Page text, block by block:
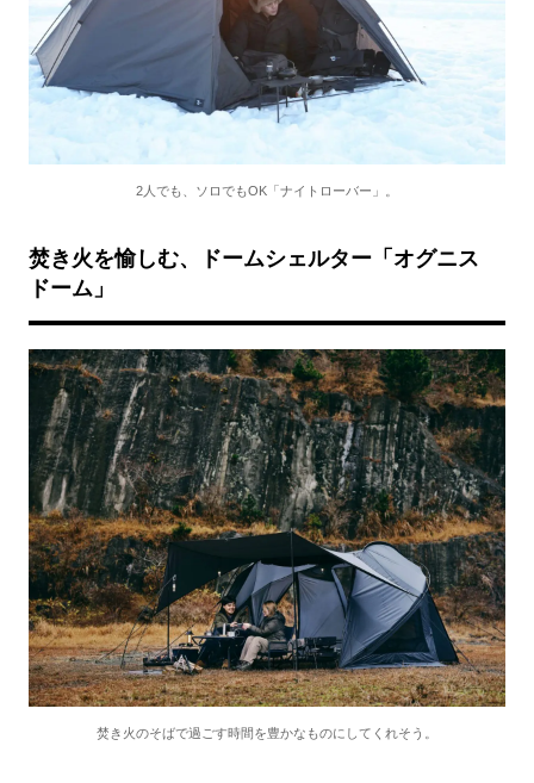
2人でも、ソロでもOK「ナイトローバー」。
焚き火を愉しむ、ドームシェルター「オグニス
ドーム」
焚き火のそばで過ごす時間を豊かなものにしてくれそう。